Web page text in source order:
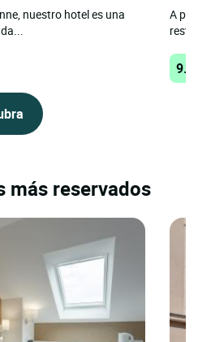
nuestro hotel es una
A
más reservados